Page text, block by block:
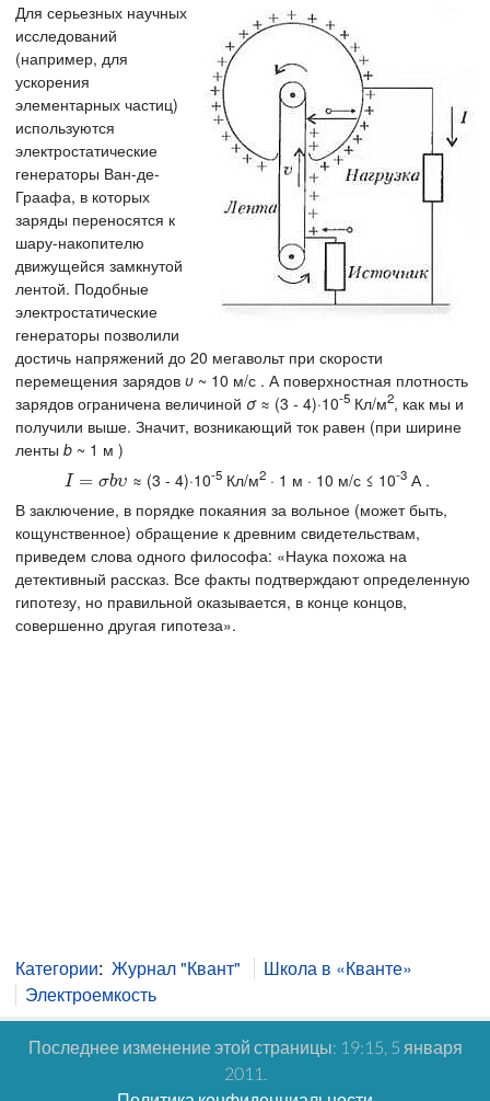
Для серьезных научных
исследований
(например, для
ускорения
элементарных частиц)
используются
электростатические
генераторы Ван-де-
Граафа, в которых
заряды переносятся к
шару-накопителю
движущейся замкнутой
лентой. Подобные
электростатические
генераторы позволили
достичь напряжений до 20 мегавольт при скорости
перемещения зарядов υ ~ 10 м/с . А поверхностная плотность
зарядов ограничена величиной σ≈ (3 - 4)·10-5 Кл/м2, как мы и
получили выше. Значит, возникающий ток равен (при ширине
ленты b ~ 1 м )
I = σbυ
I= σb υ ≈ (3 - 4)·10-5Кл/м2· 1 м · 10 м/с ≤ 10-3А .
В заключение, в порядке покаяния за вольное (может быть,
кощунственное) обращение к древним свидетельствам,
приведем слова одного философа: «Наука похожа на
детективный рассказ. Все факты подтверждают определенную
гипотезу, но правильной оказывается, в конце концов,
совершенно другая гипотеза».
Категории: Журнал "Квант"
Школа в «Кванте»
Электроемкость
Последнее изменение этой страницы: 19:15, 5 января
2011.